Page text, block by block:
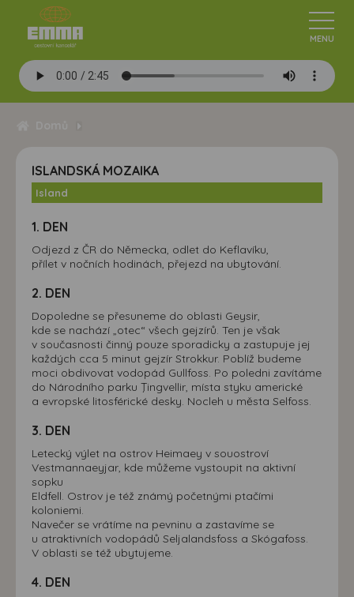
ISLANDSKÁ MOZAIKA
Island
1. DEN
Odjezd z ČR do Německa, odlet do Keflavíku,
přílet v nočních hodinách, přejezd na ubytování.
2. DEN
Dopoledne se přesuneme do oblasti Geysir,
kde se nachází „otec“ všech gejzírů. Ten je však
v současnosti činný pouze sporadicky a zastupuje jej
každých cca 5 minut gejzír Strokkur. Poblíž budeme
moci obdivovat vodopád Gullfoss. Po poledni zavítáme
do Národního parku Ţingvellir, místa styku americké
a evropské litosférické desky. Nocleh u města Selfoss.
3. DEN
Letecký výlet na ostrov Heimaey v souostroví
Vestmannaeyjar, kde můžeme vystoupit na aktivní
sopku
Eldfell. Ostrov je též známý početnými ptačími
koloniemi.
Navečer se vrátíme na pevninu a zastavíme se
u atraktivních vodopádů Seljalandsfoss a Skógafoss.
V oblasti se též ubytujeme.
4. DEN